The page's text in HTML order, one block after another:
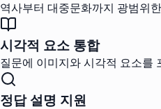
역사부터 대중문화까지 광범위
시각적 요소 통합
질문에 이미지와 시각적 요소를
정답 설명 지원